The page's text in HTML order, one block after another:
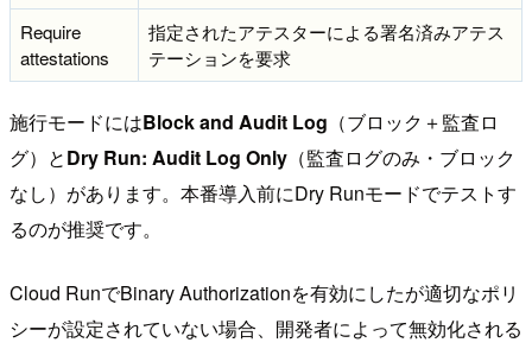
Require
attestations
指定されたアテスターによる署名済みアテス
テーションを要求
施行モードにはBlock and Audit Log （ブロック＋監査ロ
グ）とDry Run: Audit Log Only （監査ログのみ・ブロック
なし）があります。本番導入前にDry Runモードでテストす
るのが推奨です。
Cloud RunでBinary Authorizationを有効にしたが適切なポリ
シーが設定されていない場合、開発者によって無効化される